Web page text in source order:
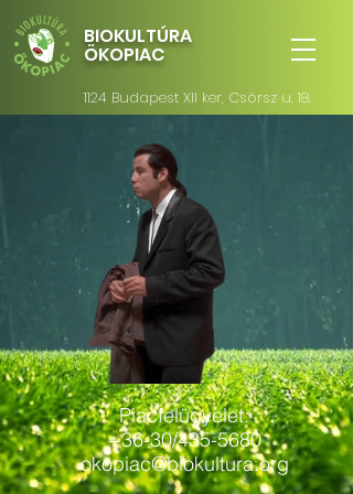
BIOKULTÚRA
ÖKOPIAC
1124 Budapest XII ker, Csörsz u. 18.
Piacfelügyelet:
+36-30/435-5680
okopiac@biokultura.org